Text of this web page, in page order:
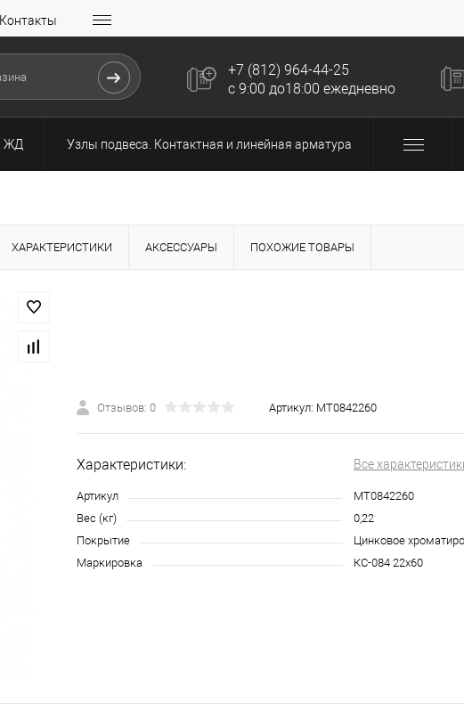
Контакты
+7 (812) 964-44-25
с 9:00 до18:00 ежедневно
ЖД Узлы подвеса. Контактная и линейная арматура
ХАРАКТЕРИСТИКИ АКСЕССУАРЫ ПОХОЖИЕ ТОВАРЫ
Отзывов: 0 Артикул: МТ0842260
Характеристики: Все
Артикул
МТ0842260
Вес (кг)
0,22
Покрытие
Цинковое
Маркировка
КС-084 22х60